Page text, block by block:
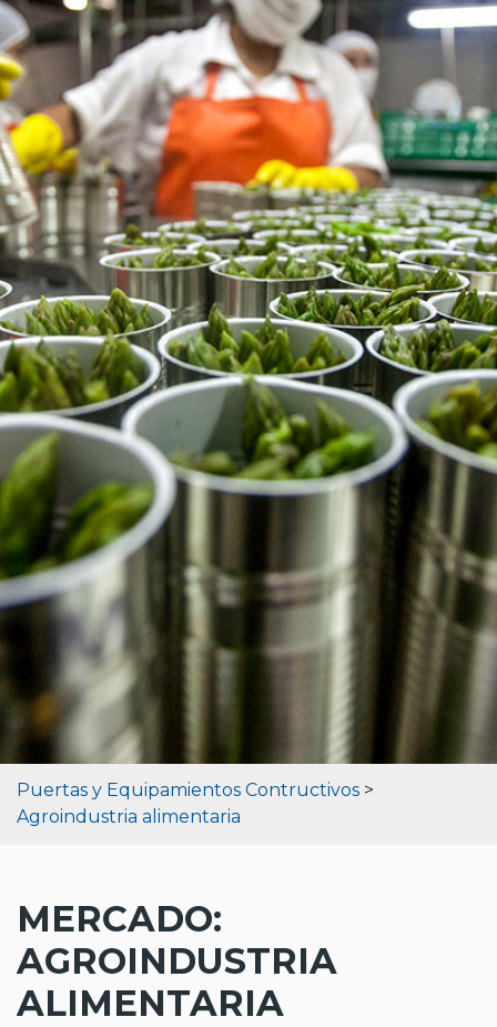
Puertas y Equipamientos Contructivos >
Agroindustria alimentaria
MERCADO:
AGROINDUSTRIA
ALIMENTARIA